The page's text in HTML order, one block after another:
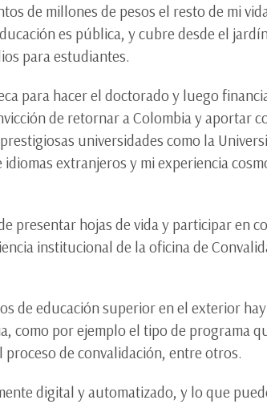
de millones de pesos el resto de mi
es pública, y cubre desde el
para estudiantes.
para hacer el doctorado y luego
de retornar a Colombia y aportar
universidades como la
idiomas extranjeros y mi experiencia
presentar hojas de vida y participar en
institucional de la oficina de
de educación superior en el exterior
como por ejemplo el tipo de programa
de convalidación, entre otros.
digital y automatizado, y lo que